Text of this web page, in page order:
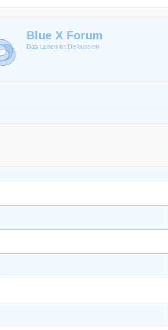
Blue X Forum
Das Leben ist Diskussion